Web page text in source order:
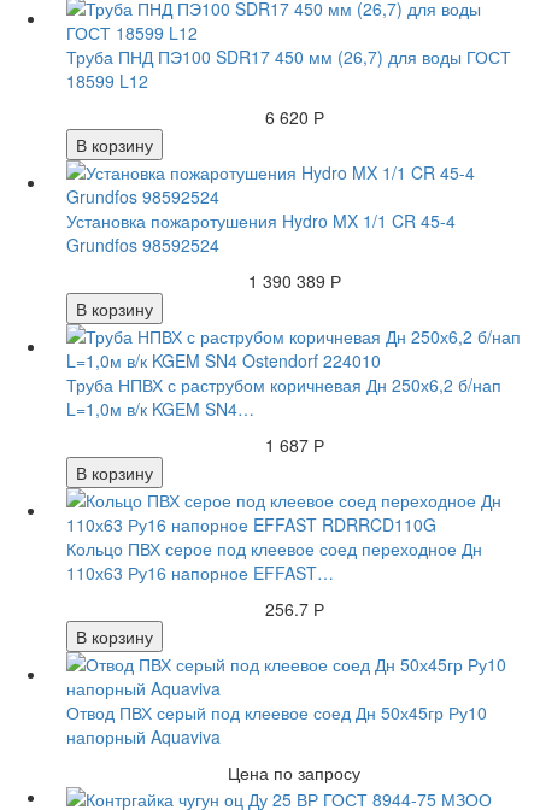
Труба ПНД ПЭ100 SDR17 450 мм (26,7) для воды ГОСТ
18599 L12
6 620 Р
В корзину
Установка пожаротушения Hydro MX 1/1 CR 45-4
Grundfos 98592524
1 390 389 Р
В корзину
Труба НПВХ с раструбом коричневая Дн 250х6,2 б/нап
L=1,0м в/к KGEM SN4…
1 687 Р
В корзину
Кольцо ПВХ серое под клеевое соед переходное Дн
110х63 Ру16 напорное EFFAST…
256.7 Р
В корзину
Отвод ПВХ серый под клеевое соед Дн 50х45гр Ру10
напорный Aquaviva
Цена по запросу